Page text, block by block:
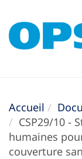
Accueil
CSP29/10 -
humaines
couverture